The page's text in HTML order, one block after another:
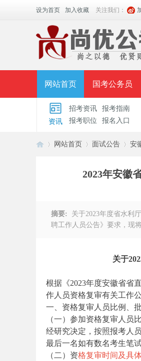
设为首页 加入收藏 关注我们：
网站首页 国考公务员
面授课程 招考公告
时政热点 视频课堂
资讯
招考资讯
报考指南
报考职位
报名入口
网站首页 面试公告 安
2023年安徽
摘要: 关于2023年度省水利
聘工作人员公告》要求，现
关于
根据《2023年度安徽省省
作人员资格复审有关工作
一、资格复审人员比例、
（一）参加资格复审人员
经研究决定，按照报考人
最后一名如有数名考生笔
（二）资格复审时间及具